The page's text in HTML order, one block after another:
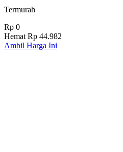
Termurah
Rp 0
Hemat Rp 44.982
Ambil Harga Ini